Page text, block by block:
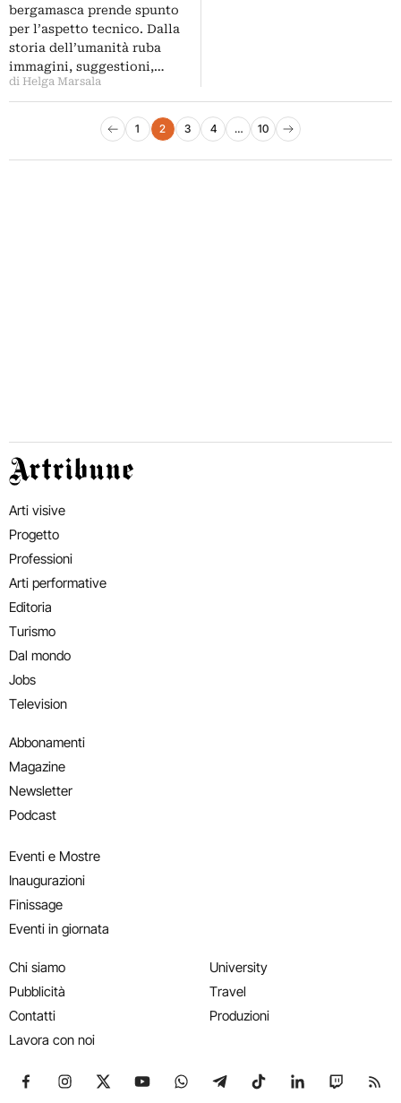
bergamasca prende spunto
per l’aspetto tecnico. Dalla
storia dell’umanità ruba
immagini, suggestioni,…
di Helga Marsala
Paginazione degli articoli
Pagina precedente
1 2 3 4 … 10
Pagina successiva
Artribune
Arti visive
Progetto
Professioni
Arti performative
Editoria
Turismo
Dal mondo
Jobs
Television
Abbonamenti
Magazine
Newsletter
Podcast
Eventi e Mostre
Inaugurazioni
Finissage
Eventi in giornata
Chi siamo
Pubblicità
Contatti
Lavora con noi
University
Travel
Produzioni
Seguici su Facebook
Seguici su Instagram
Seguici su X
Seguici su YouTube
Seguici su WhatsApp
Seguici su Telegram
Seguici su TikTok
Seguici su
Seguici